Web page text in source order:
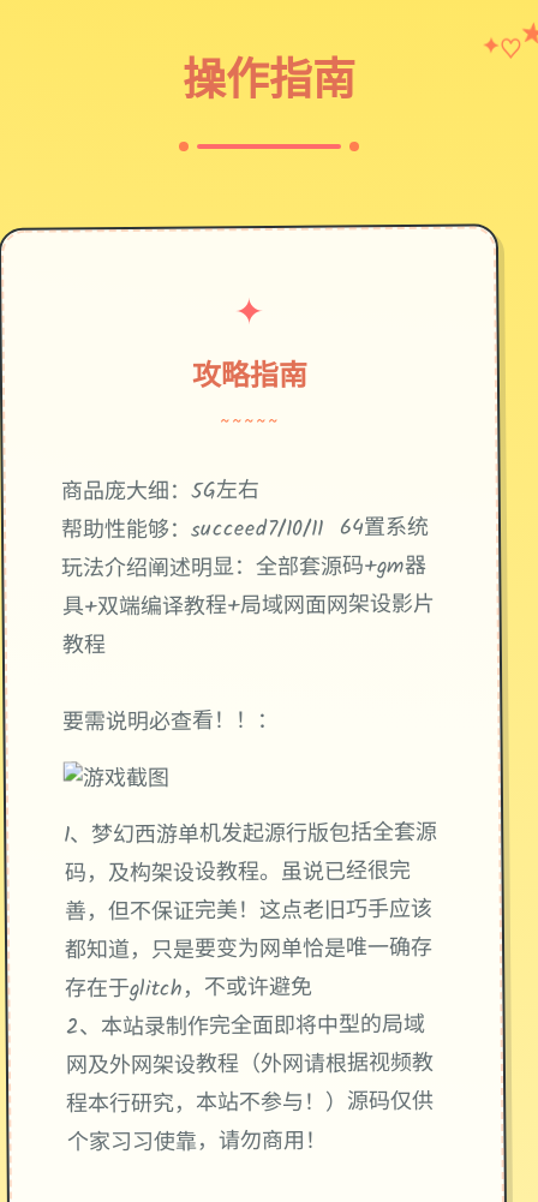
操作指南
✦♡
✦
攻略指南
~~~~~
商品庞大细：5G左右
帮助性能够：succeed7/10/11 64置系统
玩法介绍阐述明显：全部套源码+gm器
具+双端编译教程+局域网面网架设影片
教程
要需说明必查看！！：
1、梦幻西游单机发起源行版包括全套源
码，及构架设设教程。虽说已经很完
善，但不保证完美！这点老旧巧手应该
都知道，只是要变为网单恰是唯一确存
存在于glitch，不或许避免
2、本站录制作完全面即将中型的局域
网及外网架设教程（外网请根据视频教
程本行研究，本站不参与！）源码仅供
个家习习使靠，请勿商用！